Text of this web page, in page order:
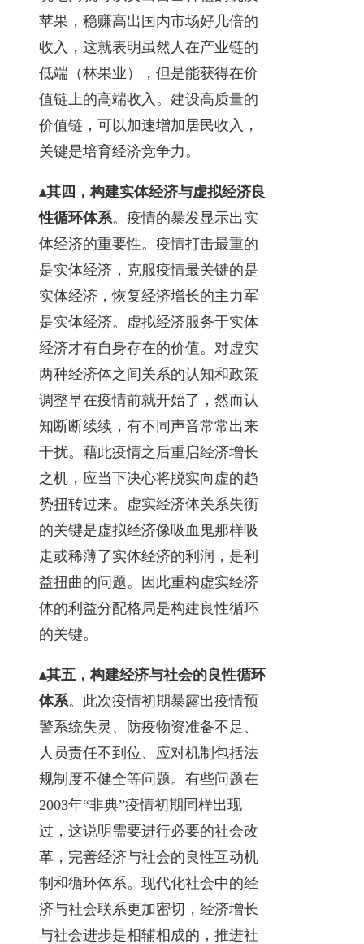
苹果，稳赚高出国内市场好几倍的
收入，这就表明虽然人在产业链的
低端（林果业），但是能获得在价
值链上的高端收入。建设高质量的
价值链，可以加速增加居民收入，
关键是培育经济竞争力。
▴其四，构建实体经济与虚拟经济良
性循环体系。疫情的暴发显示出实
体经济的重要性。疫情打击最重的
是实体经济，克服疫情最关键的是
实体经济，恢复经济增长的主力军
是实体经济。虚拟经济服务于实体
经济才有自身存在的价值。对虚实
两种经济体之间关系的认知和政策
调整早在疫情前就开始了，然而认
知断断续续，有不同声音常常出来
干扰。藉此疫情之后重启经济增长
之机，应当下决心将脱实向虚的趋
势扭转过来。虚实经济体关系失衡
的关键是虚拟经济像吸血鬼那样吸
走或稀薄了实体经济的利润，是利
益扭曲的问题。因此重构虚实经济
体的利益分配格局是构建良性循环
的关键。
▴其五，构建经济与社会的良性循环
体系。此次疫情初期暴露出疫情预
警系统失灵、防疫物资准备不足、
人员责任不到位、应对机制包括法
规制度不健全等问题。有些问题在
2003年“非典”疫情初期同样出现
过，这说明需要进行必要的社会改
革，完善经济与社会的良性互动机
制和循环体系。现代化社会中的经
济与社会联系更加密切，经济增长
与社会进步是相辅相成的，推进社